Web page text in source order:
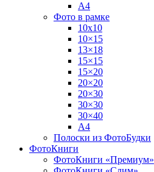
А4
Фото в рамке
10х10
10×15
13×18
15×15
15×20
20×20
20×30
30×30
30×40
A4
Полоски из ФотоБудки
ФотоКниги
ФотоКниги «Премиум»